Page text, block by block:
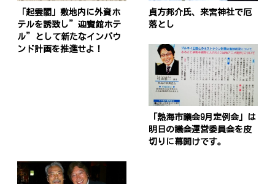
「起雲閣」敷地内に外資ホ
テルを誘致し”迎賓館ホテ
ル”として新たなインバウ
ンド計画を推進せよ！
貞方邦介氏、来宮神社で厄
落とし
「熱海市議会9月定例会」は
明日の議会運営委員会を皮
切りに幕開けです。